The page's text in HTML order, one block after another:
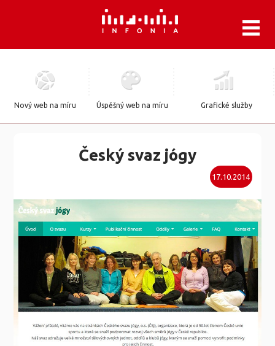
Český svaz jógy
17.10.2014
Nový web na míru Úspěšný web na míru Grafické služby